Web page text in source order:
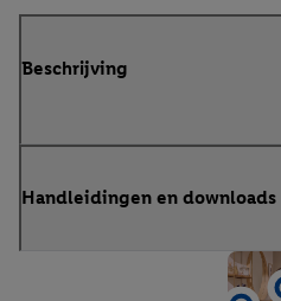
Beschrijving
Handleidingen en downloads